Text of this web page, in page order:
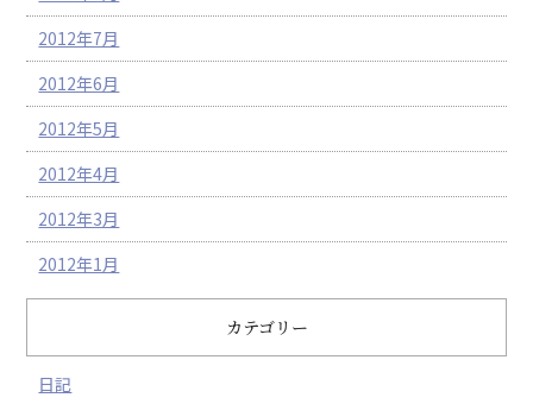
2012年7月
2012年6月
2012年5月
2012年4月
2012年3月
2012年1月
カテゴリー
日記